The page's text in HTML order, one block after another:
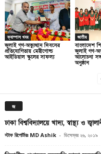
ক্যাম্পাস খবর
জুলাই গণ-অভ্যুত্থান দিবসের
প্রতিযোগিতায় মেরীগোল্ড
আইডিয়াল স্কুলের সাফল্য
জাতীয়
বাংলাদেশ
জুলাই গণ-
আলোচনা
অনুষ্ঠান
জ
ঢাকা বিশ্ববিদ্যালয়ে খাদ্য, স্বাস্থ্য ও
স্টাফ রিপোর্টারঃ MD Ashik - ডিসেম্বর ২৬, ২০১৯